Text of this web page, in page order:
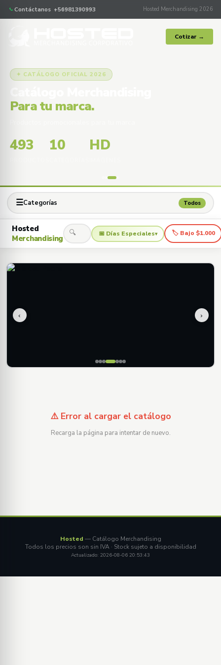
Contáctanos +56981390993 Hosted Merchandising 2026
Cotizar →
✦ CATÁLOGO OFICIAL 2026
Para tu marca.
493 10 HD
☰Categorías Todos
Hosted
Merchandising
🔍 📅 Días Especiales▾ 🏷 Bajo $1.000
‹ ›
⚠️ Error al cargar el catálogo
Recarga la página para intentar de nuevo.
Hosted — Catálogo Merchandising
Todos los precios son sin IVA · Stock sujeto a disponibilidad
Actualizado: 2026-08-06 20:53:43